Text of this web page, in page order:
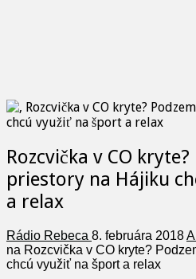
Rozcvička v CO
priestory na Hájiku
a relax
Rádio Rebeca 8. februára 2018
na Rozcvička v CO kryte?
chcú využiť na šport a relax